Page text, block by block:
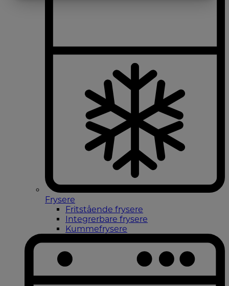
Frysere
Fritstående frysere
Integrerbare frysere
Kummefrysere